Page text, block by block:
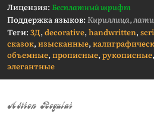
Лицензия:Бесплатный шрифт
Поддержка языков:Кириллица,
Теги:3Д,decorative,handwritten,
сказок,изысканные,
объемные,прописные,рукописные,
элегантные